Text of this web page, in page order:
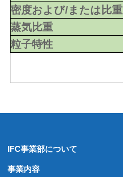
密度および/または比重
蒸気比重
粒子特性
IFC事業部について
事業内容